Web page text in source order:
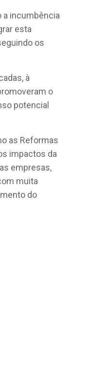
a incumbência
esta
os
à
o
potencial
as Reformas
impactos da
empresas,
muita
do